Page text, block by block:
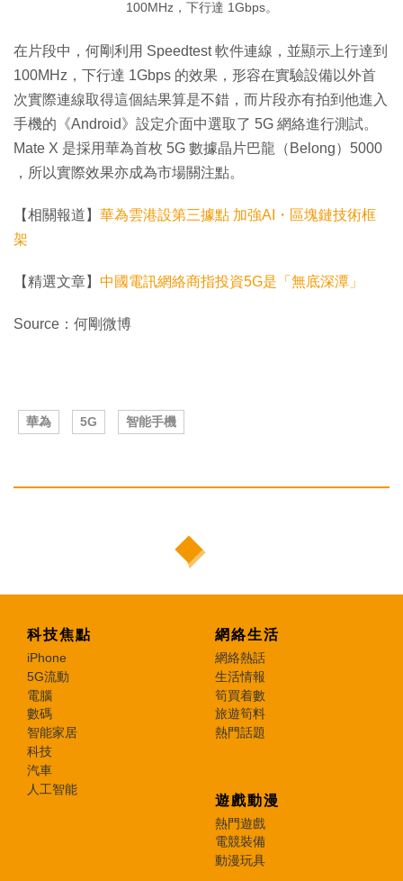
100MHz，下行達 1Gbps。
在片段中，何剛利用 Speedtest 軟件連線，並顯示上行達到
100MHz，下行達 1Gbps 的效果，形容在實驗設備以外首
次實際連線取得這個結果算是不錯，而片段亦有拍到他進入
手機的《Android》設定介面中選取了 5G 網絡進行測試。
Mate X 是採用華為首枚 5G 數據晶片巴龍（Belong）5000
，所以實際效果亦成為市場關注點。
【相關報道】 華為雲港設第三據點 加強AI・區塊鏈技術框
架
【精選文章】 中國電訊網絡商指投資5G是「無底深潭」
Source：何剛微博
華為 5G 智能手機
科技焦點
iPhone
5G流動
電腦
數碼
智能家居
科技
汽車
人工智能
網絡生活
網絡熱話
生活情報
筍買着數
旅遊筍料
熱門話題
遊戲動漫
熱門遊戲
電競裝備
動漫玩具